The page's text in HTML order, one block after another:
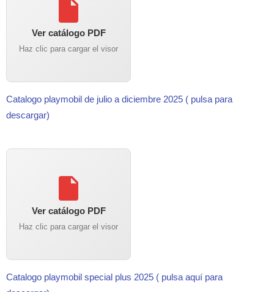
Ver catálogo PDF
Haz clic para cargar el visor
Catalogo playmobil de julio a diciembre 2025 ( pulsa para
descargar)
Ver catálogo PDF
Haz clic para cargar el visor
Catalogo playmobil special plus 2025 ( pulsa aquí para